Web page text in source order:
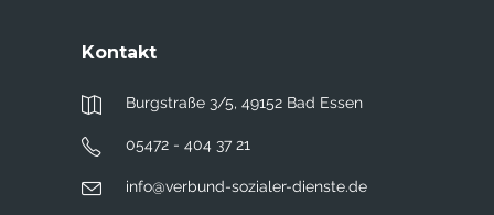
Kontakt
Burgstraße 3/5, 49152 Bad Essen
05472 - 404 37 21
info@verbund-sozialer-dienste.de